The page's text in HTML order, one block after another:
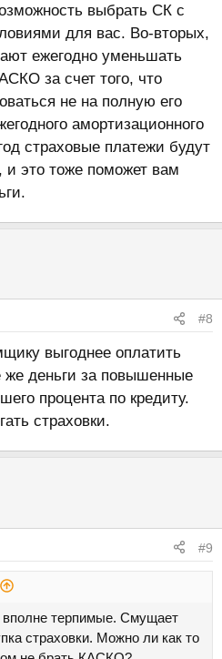
выбрать СК с
для вас. Во-вторых,
ежегодно уменьшать
за счет того, что
не на полную его
амортизационного
страховые платежи будут
и это тоже поможет вам
#8
выгоднее оплатить
же деньги за повышенные
процента по кредиту.
страховки.
#9
вполне терпимые. Смущает
страховки. Можно ли как то